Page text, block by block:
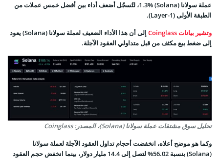
عملة سولانا (Solana) 1.3%، لتُسجّل أضعف أداء بين أفضل خمس عملات من
الطبقة الأولى (Layer-1).
وتشير بيانات Coinglass
إلى أن هذا الأداء الضعيف لعملة سولانا (Solana) يعود
إلى ضغط بيع مكثف من قبل متداولي العقود الآجلة.
تحليل سوق مشتقات عملة سولانا (Solana)، المصدر: Coinglass
وكما هو موضح أعلاه، انخفضت أحجام تداول العقود الآجلة لعملة سولانا
(Solana) بنسبة 56.02% لتصل إلى 14.4 مليار دولار، بينما انخفض حجم العقود